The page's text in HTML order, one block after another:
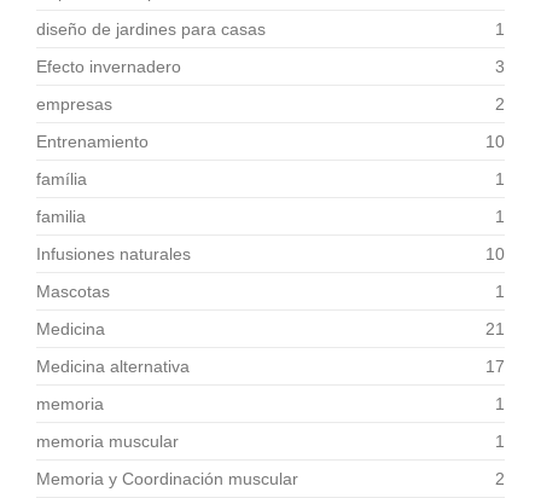
diseño de jardines para casas
1
Efecto invernadero
3
empresas
2
Entrenamiento
10
família
1
familia
1
Infusiones naturales
10
Mascotas
1
Medicina
21
Medicina alternativa
17
memoria
1
memoria muscular
1
Memoria y Coordinación muscular
2